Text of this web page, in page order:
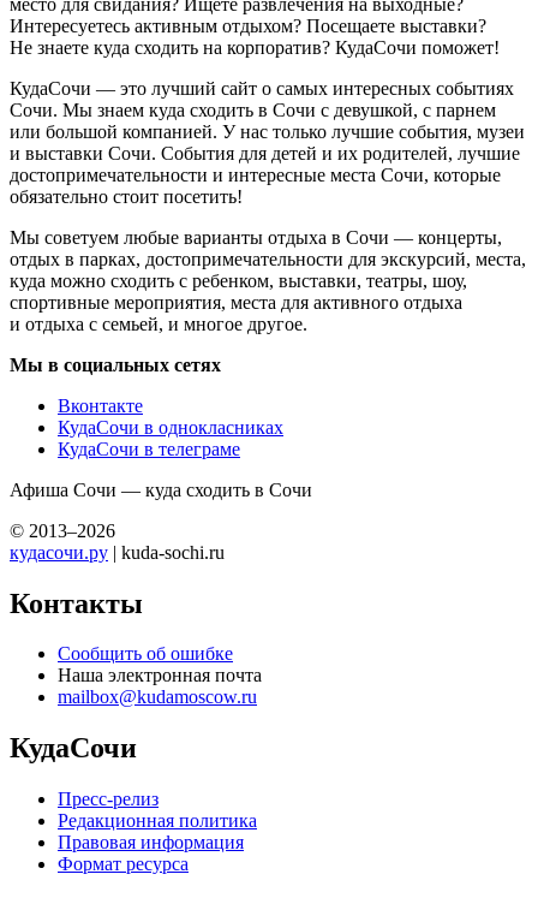
Интересуетесь активным отдыхом? Посещаете выставки?
Не знаете куда сходить на корпоратив? КудаСочи поможет!
КудаСочи — это лучший сайт о самых интересных событиях
Сочи. Мы знаем куда сходить в Сочи с девушкой, с парнем
или большой компанией. У нас только лучшие события, музеи
и выставки Сочи. События для детей и их родителей, лучшие
достопримечательности и интересные места Сочи, которые
обязательно стоит посетить!
Мы советуем любые варианты отдыха в Сочи — концерты,
отдых в парках, достопримечательности для экскурсий, места,
куда можно сходить с ребенком, выставки, театры, шоу,
спортивные мероприятия, места для активного отдыха
и отдыха с семьей, и многое другое.
Мы в социальных сетях
Вконтакте
КудаСочи в однокласниках
КудаСочи в телеграме
Афиша Сочи — куда сходить в Сочи
© 2013–2026
кудасочи.ру | kuda-sochi.ru
Контакты
Сообщить об ошибке
Наша электронная почта
mailbox@kudamoscow.ru
КудаСочи
Пресс-релиз
Редакционная политика
Правовая информация
Формат ресурса